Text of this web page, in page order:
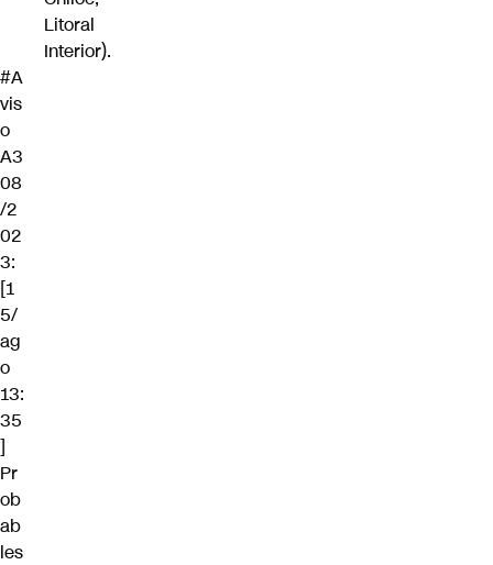
Litoral
Interior).
#A
vis
o
A3
08
/2
02
3:
[1
5/
ag
o
13:
35
]
Pr
ob
ab
les